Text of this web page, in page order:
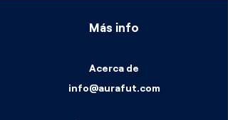
Más info
Acerca de
info@aurafut.com